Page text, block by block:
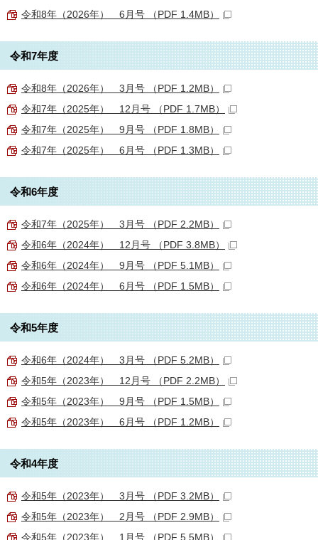
令和8年（2026年） 6月号 （PDF 1.4MB）
令和7年度
令和8年（2026年） 3月号 （PDF 1.2MB）
令和7年（2025年） 12月号 （PDF 1.7MB）
令和7年（2025年） 9月号 （PDF 1.8MB）
令和7年（2025年） 6月号 （PDF 1.3MB）
令和6年度
令和7年（2025年） 3月号 （PDF 2.2MB）
令和6年（2024年） 12月号 （PDF 3.8MB）
令和6年（2024年） 9月号 （PDF 5.1MB）
令和6年（2024年） 6月号 （PDF 1.5MB）
令和5年度
令和6年（2024年） 3月号 （PDF 5.2MB）
令和5年（2023年） 12月号 （PDF 2.2MB）
令和5年（2023年） 9月号 （PDF 1.5MB）
令和5年（2023年） 6月号 （PDF 1.2MB）
令和4年度
令和5年（2023年） 3月号 （PDF 3.2MB）
令和5年（2023年） 2月号 （PDF 2.9MB）
令和5年（2023年） 1月号 （PDF 5.5MB）